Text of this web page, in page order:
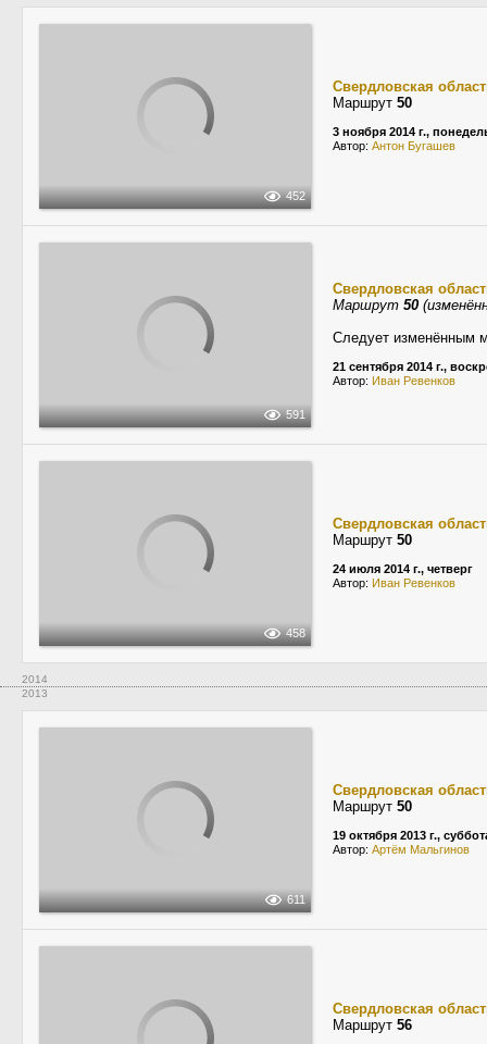
452
Свердловская
Маршрут 50
3 ноября 2014 г.,
Автор: Антон Бугашев
591
Свердловская
Маршрут 50
Следует изменённым
21 сентября 2014 г.,
Автор: Иван Ревенков
458
Свердловская
Маршрут 50
24 июля 2014 г., четверг
Автор: Иван Ревенков
2014
2013
611
Свердловская
Маршрут 50
19 октября 2013 г.,
Автор: Артём Мальгинов
Свердловская
Маршрут 56